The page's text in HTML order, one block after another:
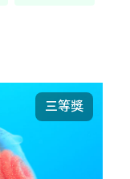
三等獎